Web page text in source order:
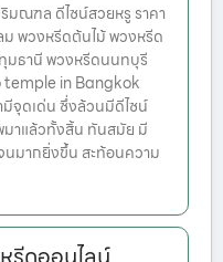
มณฑล ดีไซน์สวยหรู ราคา
พวงหรีดต้นไม้ พวงหรีด
มธานี พวงหรีดนนทบุรี
in Bangkok
มีจุดเด่น ซึ่งล้วนมีดีไซน์
าแล้วทั้งสิ้น ทันสมัย มี
นมากยิ่งขึ้น สะท้อนความ